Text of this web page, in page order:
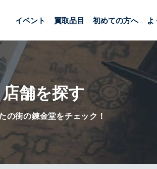
イベント 買取品目 初めての方へ よ
店舗を探す
の街の錬金堂をチェック！